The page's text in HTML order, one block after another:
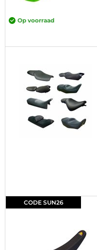
Op voorraad
CODE SUN26